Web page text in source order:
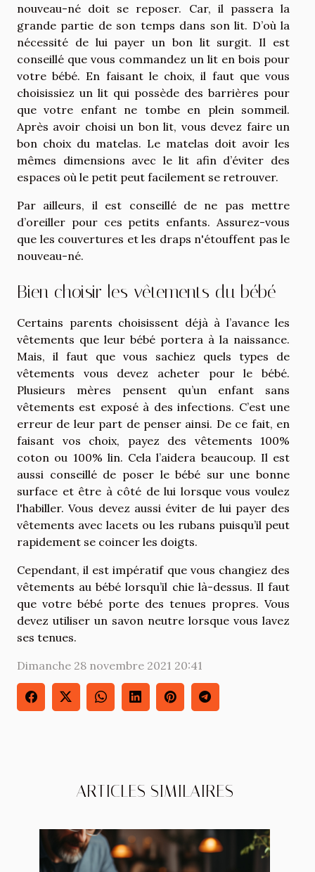
nouveau-né doit se reposer. Car, il passera la
grande partie de son temps dans son lit. D’où la
nécessité de lui payer un bon lit surgit. Il est
conseillé que vous commandez un lit en bois pour
votre bébé. En faisant le choix, il faut que vous
choisissiez un lit qui possède des barrières pour
que votre enfant ne tombe en plein sommeil.
Après avoir choisi un bon lit, vous devez faire un
bon choix du matelas. Le matelas doit avoir les
mêmes dimensions avec le lit afin d’éviter des
espaces où le petit peut facilement se retrouver.
Par ailleurs, il est conseillé de ne pas mettre
d’oreiller pour ces petits enfants. Assurez-vous
que les couvertures et les draps n'étouffent pas le
nouveau-né.
Bien choisir les vêtements du bébé
Certains parents choisissent déjà à l’avance les
vêtements que leur bébé portera à la naissance.
Mais, il faut que vous sachiez quels types de
vêtements vous devez acheter pour le bébé.
Plusieurs mères pensent qu’un enfant sans
vêtements est exposé à des infections. C’est une
erreur de leur part de penser ainsi. De ce fait, en
faisant vos choix, payez des vêtements 100%
coton ou 100% lin. Cela l’aidera beaucoup. Il est
aussi conseillé de poser le bébé sur une bonne
surface et être à côté de lui lorsque vous voulez
l'habiller. Vous devez aussi éviter de lui payer des
vêtements avec lacets ou les rubans puisqu’il peut
rapidement se coincer les doigts.
Cependant, il est impératif que vous changiez des
vêtements au bébé lorsqu’il chie là-dessus. Il faut
que votre bébé porte des tenues propres. Vous
devez utiliser un savon neutre lorsque vous lavez
ses tenues.
Dimanche 28 novembre 2021 20:41
ARTICLES SIMILAIRES